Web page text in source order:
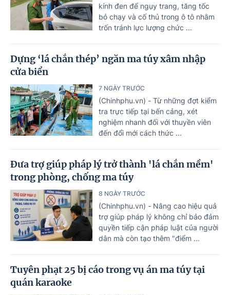
kính đen để ngụy trang, tăng tốc
bỏ chạy và cố thủ trong ô tô nhằm
trốn tránh lực lượng chức ...
Dựng ‘lá chắn thép’ ngăn ma túy xâm nhập
cửa biển
7 NGÀY TRƯỚC
(Chinhphu.vn) - Từ những đợt kiểm
tra trực tiếp tại bến cảng, xét
nghiệm nhanh đối với thuyền viên
đến đổi mới cách thức ...
Đưa trợ giúp pháp lý trở thành 'lá chắn mềm'
trong phòng, chống ma túy
8 NGÀY TRƯỚC
(Chinhphu.vn) - Nâng cao hiệu quả
trợ giúp pháp lý không chỉ bảo đảm
quyền tiếp cận pháp luật của người
dân mà còn tạo thêm "điểm ...
Tuyên phạt 25 bị cáo trong vụ án ma túy tại
quán karaoke